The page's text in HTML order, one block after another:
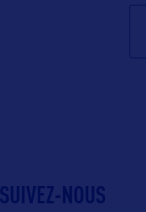
SUIVEZ-NOUS